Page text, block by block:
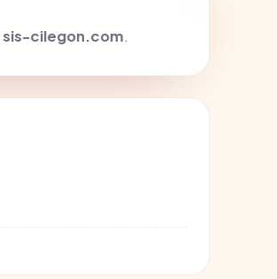
sis-cilegon.com.